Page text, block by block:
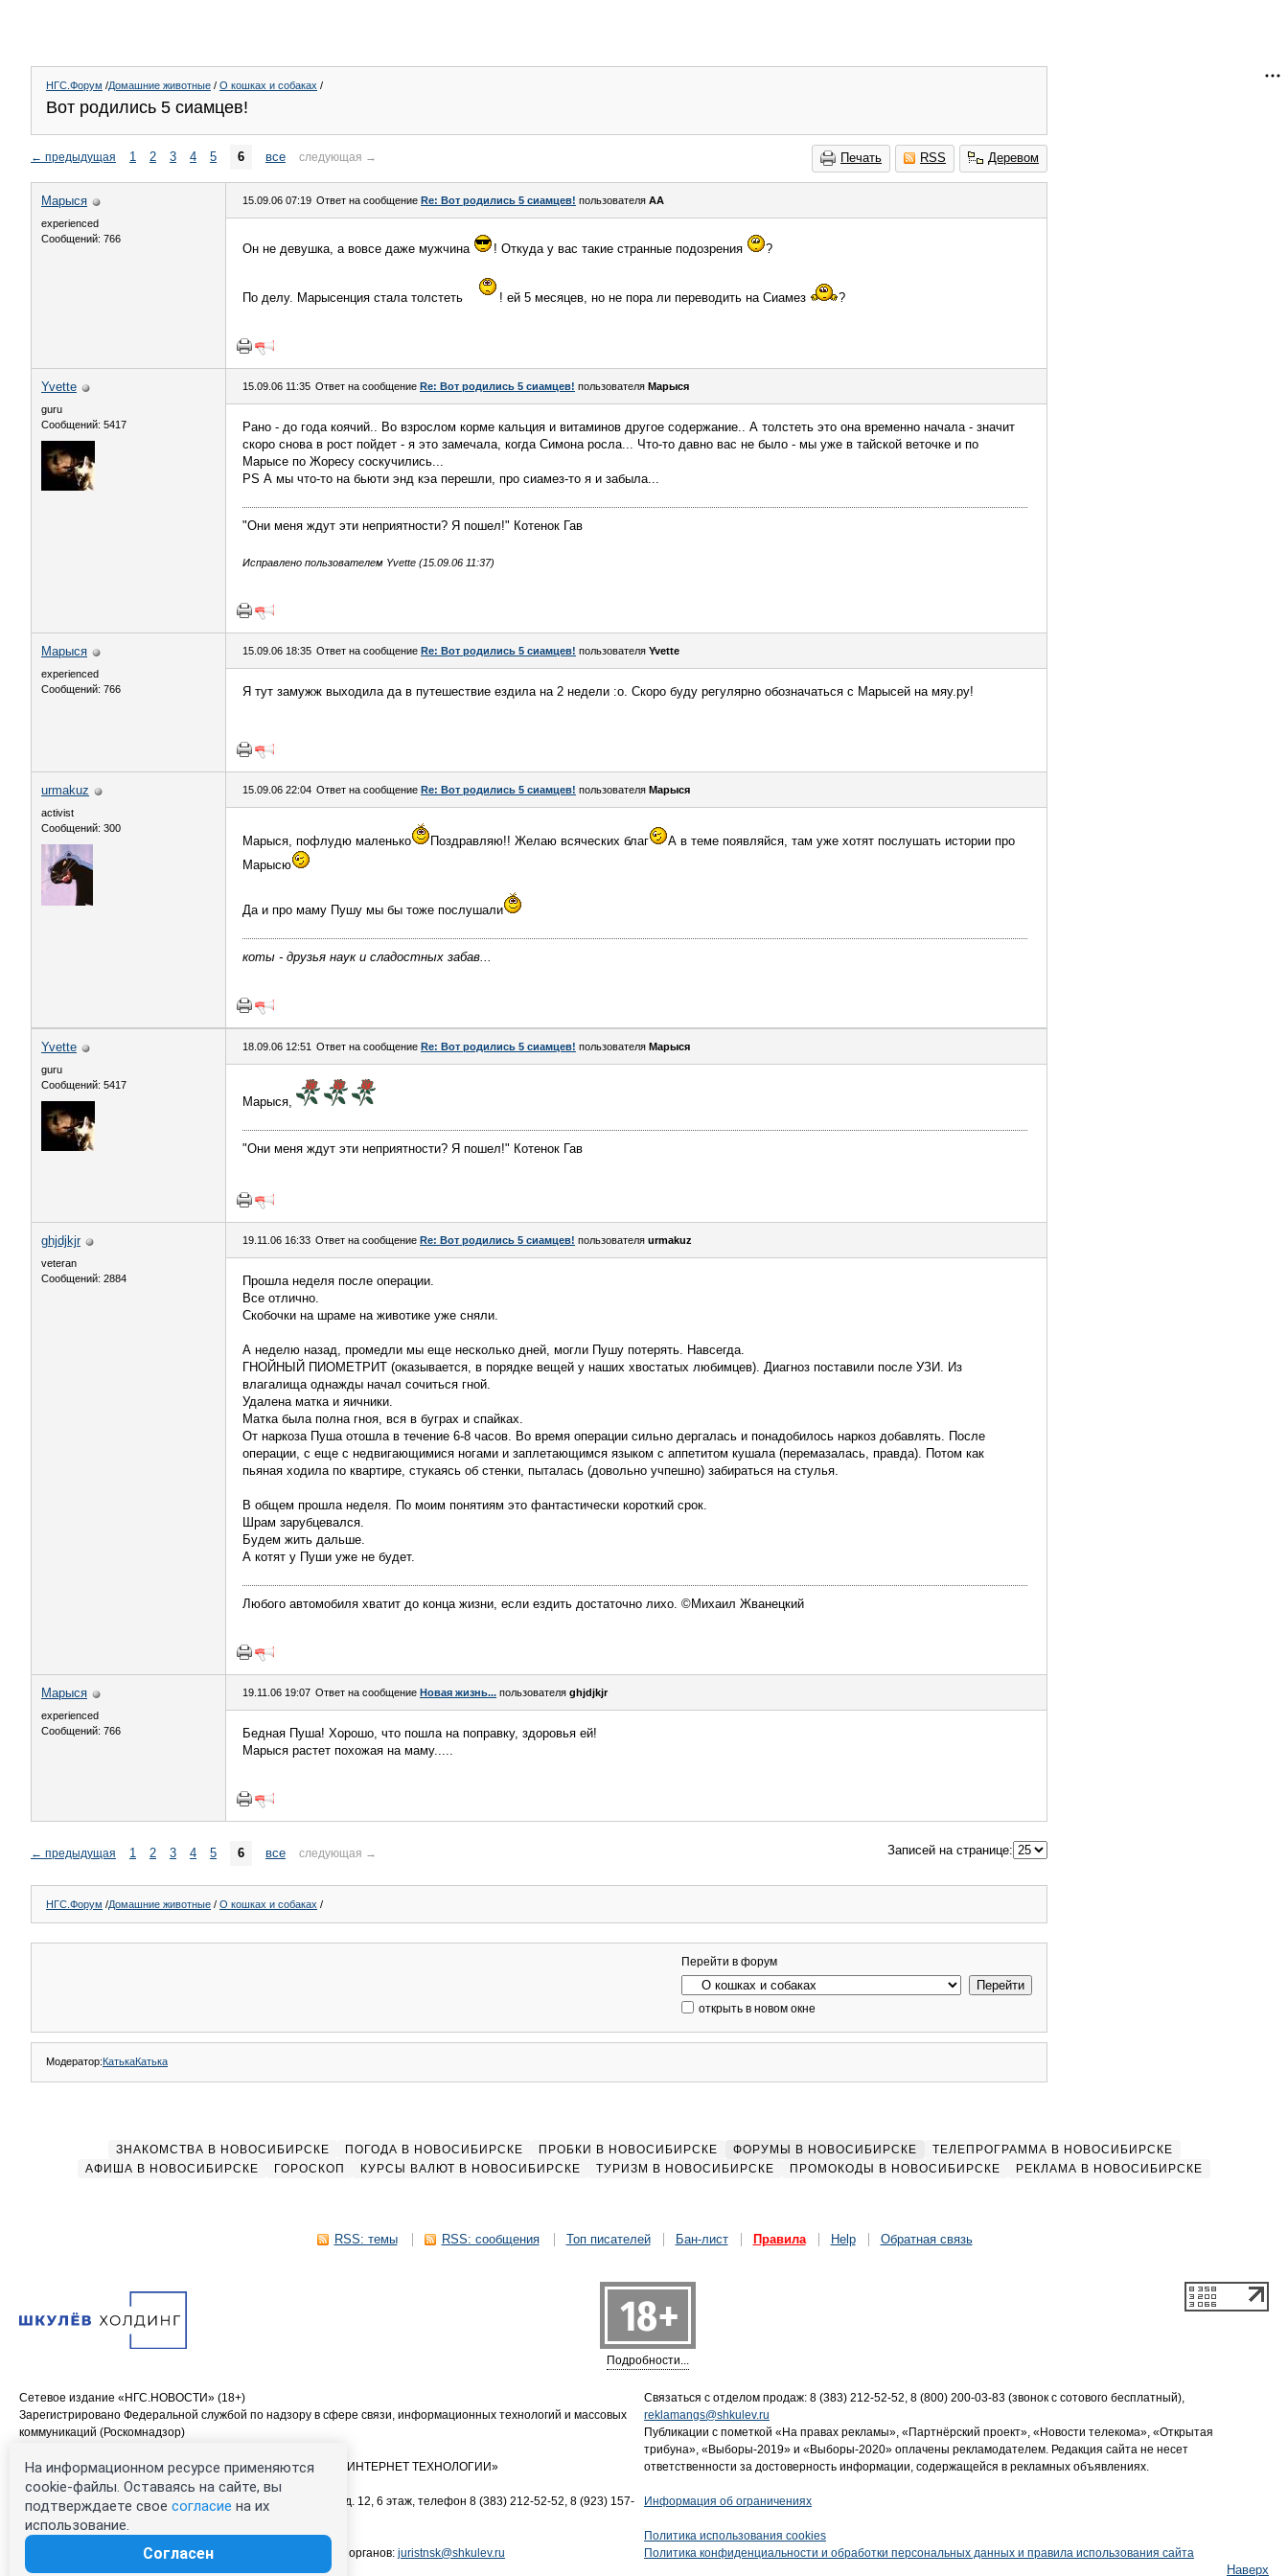
НГС.Форум /Домашние животные / О кошках и собаках /
Вот родились 5 сиамцев!
Печать RSS Деревом
← предыдущая 1 2 3 4 5 6 все следующая →
Марыся
experienced
Сообщений: 766
15.09.06 07:19 Ответ на сообщение Re: Вот родились 5 сиамцев! пользователя AA
Он не девушка, а вовсе даже мужчина ! Откуда у вас такие странные подозрения ?
По делу. Марысенция стала толстеть ! ей 5 месяцев, но не пора ли переводить на Сиамез ?
Yvette
guru
Сообщений: 5417
15.09.06 11:35 Ответ на сообщение Re: Вот родились 5 сиамцев! пользователя Марыся
Рано - до года коячий.. Во взрослом корме кальция и витаминов другое содержание.. А толстеть это она временно начала - значит
скоро снова в рост пойдет - я это замечала, когда Симона росла... Что-то давно вас не было - мы уже в тайской веточке и по
Марысе по Жоресу соскучились...
PS А мы что-то на бьюти энд кэа перешли, про сиамез-то я и забыла...
"Они меня ждут эти неприятности? Я пошел!" Котенок Гав
Исправлено пользователем Yvette (15.09.06 11:37)
Марыся
experienced
Сообщений: 766
15.09.06 18:35 Ответ на сообщение Re: Вот родились 5 сиамцев! пользователя Yvette
Я тут замужж выходила да в путешествие ездила на 2 недели :o. Скоро буду регулярно обозначаться с Марысей на мяу.ру!
urmakuz
activist
Сообщений: 300
15.09.06 22:04 Ответ на сообщение Re: Вот родились 5 сиамцев! пользователя Марыся
Марыся, пофлудю маленько Поздравляю!! Желаю всяческих благ
А в теме появляйся, там уже хотят послушать истории про
Марысю
Да и про маму Пушу мы бы тоже послушали
коты - друзья наук и сладостных забав...
Yvette
guru
Сообщений: 5417
18.09.06 12:51 Ответ на сообщение Re: Вот родились 5 сиамцев! пользователя Марыся
Марыся,
"Они меня ждут эти неприятности? Я пошел!" Котенок Гав
ghjdjkjr
veteran
Сообщений: 2884
19.11.06 16:33 Ответ на сообщение Re: Вот родились 5 сиамцев! пользователя urmakuz
Прошла неделя после операции.
Все отлично.
Скобочки на шраме на животике уже сняли.
А неделю назад, промедли мы еще несколько дней, могли Пушу потерять. Навсегда.
ГНОЙНЫЙ ПИОМЕТРИТ (оказывается, в порядке вещей у наших хвостатых любимцев). Диагноз поставили после УЗИ. Из
влагалища однажды начал сочиться гной.
Удалена матка и яичники.
Матка была полна гноя, вся в буграх и спайках.
От наркоза Пуша отошла в течение 6-8 часов. Во время операции сильно дергалась и понадобилось наркоз добавлять. После
операции, с еще с недвигающимися ногами и заплетающимся языком с аппетитом кушала (перемазалась, правда). Потом как
пьяная ходила по квартире, стукаясь об стенки, пыталась (довольно учпешно) забираться на стулья.
В общем прошла неделя. По моим понятиям это фантастически короткий срок.
Шрам зарубцевался.
Будем жить дальше.
А котят у Пуши уже не будет.
Любого автомобиля хватит до конца жизни, если ездить достаточно лихо. ©Михаил Жванецкий
Марыся
experienced
Сообщений: 766
19.11.06 19:07 Ответ на сообщение Новая жизнь... пользователя ghjdjkjr
Бедная Пуша! Хорошо, что пошла на поправку, здоровья ей!
Марыся растет похожая на маму.....
← предыдущая 1 2 3 4 5 6 все следующая → Записей на странице:
НГС.Форум /Домашние животные / О кошках и собаках /
Перейти в форум
открыть в новом окне
Модератор:КатькаКатька
Наверх
ЗНАКОМСТВА В НОВОСИБИРСКЕ ПОГОДА В НОВОСИБИРСКЕ ПРОБКИ В НОВОСИБИРСКЕ ФОРУМЫ В НОВОСИБИРСКЕ
ТЕЛЕПРОГРАММА В НОВОСИБИРСКЕ
АФИША В НОВОСИБИРСКЕ
ГОРОСКОП КУРСЫ ВАЛЮТ В НОВОСИБИРСКЕ ТУРИЗМ В НОВОСИБИРСКЕ ПРОМОКОДЫ В НОВОСИБИРСКЕ РЕКЛАМА В НОВОСИБИРСКЕ
RSS: темы RSS: сообщения Топ писателей Бан-лист Правила Help Обратная связь
Подробности...
Сетевое издание «НГС.НОВОСТИ» (18+)
Зарегистрировано Федеральной службой по надзору в сфере связи, информационных технологий и массовых
коммуникаций (Роскомнадзор)
Учредитель: Общество с ограниченной ответственностью «ИНТЕРНЕТ ТЕХНОЛОГИИ»
Главный редактор: Громкова Елена Александровна
Адрес редакции: 630099, Россия, Новосибирск, ул. Ленина, д. 12, 6 этаж, телефон 8 (383) 212-52-52, 8 (923) 157-
Электронный адрес редакции:ngs@shkulev.ru
Контактные данные для Роскомнадзора и государственных органов: juristnsk@shkulev.ru
Техподдержка:help@shkulev.ru, 8 (800) 200-03-83 (доб.3)
Связаться с отделом продаж: 8 (383) 212-52-52, 8 (800) 200-03-83 (звонок с сотового бесплатный),
reklamangs@shkulev.ru
Публикации с пометкой «На правах рекламы», «Партнёрский проект», «Новости телекома», «Открытая
трибуна», «Выборы-2019» и «Выборы-2020» оплачены рекламодателем. Редакция сайта не несет
ответственности за достоверность информации, содержащейся в рекламных объявлениях.
Информация об ограничениях
Политика использования cookies
Политика конфиденциальности и обработки персональных данных и правила использования сайта
На информационном ресурсе применяются
cookie-файлы. Оставаясь на сайте, вы
подтверждаете свое согласие на их
использование.
Согласен